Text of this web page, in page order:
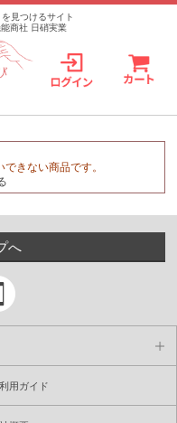
見つけるサイト
商社 日硝実業
きない商品です。
へ
用ガイド